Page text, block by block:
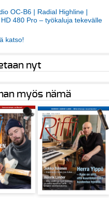
OC-B6 | Radial Highline |
480 Pro – työkaluja tekevälle
katso!
nyt
myös nämä